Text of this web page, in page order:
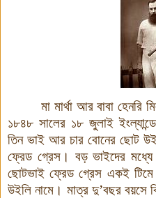
মা মার্থা আর বাবা হেনরি
১৮৪৮ সালের ১৮ জুলাই
তিন ভাই আর চার বোনের ছোট
ফ্রেড গ্রেস। বড় ভাইদের
ছোটভাই ফ্রেড গ্রেস একই টিমে
উইলি নামে। মাত্র দু’বছর বয়সে